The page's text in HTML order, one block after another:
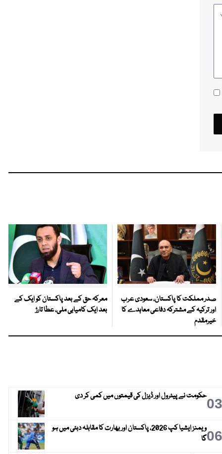
صدر مملکت کا پاکستان، سعودی عرب
اور ترکیہ کے مشترکہ دفاعی معاہدے کا
خیرمقدم
معرکہ حق کے بعد پاکستان کو ایک کے
بعد ایک کامیابی ملی، عطا تارڑ
03حکومت نے پیٹرول اور ڈیزل کی قیمتوں میں کمی کر دی
06
ویمنز ایشیا کپ 2026، پاکستان اور بھارت کا مقابلہ دبئی میں ہو
گا